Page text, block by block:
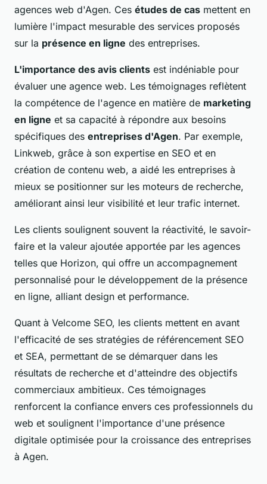
agences web d'Agen. Ces études de cas mettent en
lumière l'impact mesurable des services proposés
sur la présence en ligne des entreprises.
L'importance des avis clients est indéniable pour
évaluer une agence web. Les témoignages reflètent
la compétence de l'agence en matière de marketing
en ligne et sa capacité à répondre aux besoins
spécifiques des entreprises d'Agen. Par exemple,
Linkweb, grâce à son expertise en SEO et en
création de contenu web, a aidé les entreprises à
mieux se positionner sur les moteurs de recherche,
améliorant ainsi leur visibilité et leur trafic internet.
Les clients soulignent souvent la réactivité, le savoir-
faire et la valeur ajoutée apportée par les agences
telles que Horizon, qui offre un accompagnement
personnalisé pour le développement de la présence
en ligne, alliant design et performance.
Quant à Velcome SEO, les clients mettent en avant
l'efficacité de ses stratégies de référencement SEO
et SEA, permettant de se démarquer dans les
résultats de recherche et d'atteindre des objectifs
commerciaux ambitieux. Ces témoignages
renforcent la confiance envers ces professionnels du
web et soulignent l'importance d'une présence
digitale optimisée pour la croissance des entreprises
à Agen.